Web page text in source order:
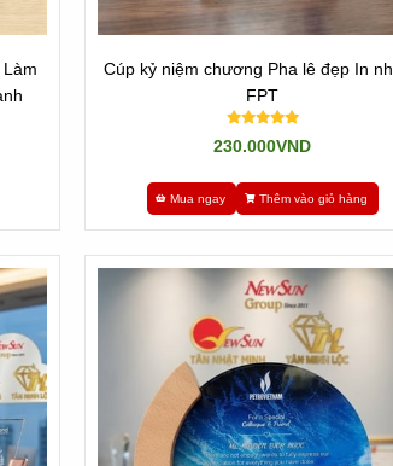
trong cuộc sống tư nhân và tổ chức. Chúng
đặt sản xuất kỷ niệm chương là giá cả và uy
và uy tín.
MẪU
Cúp kỷ niệm chương Pha lê đẹp In
FPT
230.000VND
Mua ngay Thêm vào giỏ hàng